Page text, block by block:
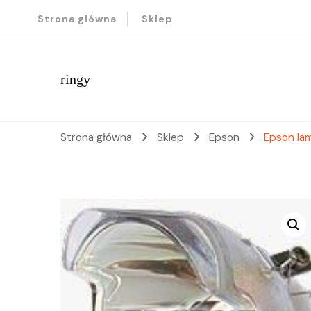
Strona główna Sklep
ringy
Strona główna Sklep Epson Epson